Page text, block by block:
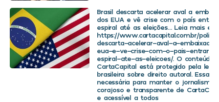
Brasil descarta acelerar aval a
dos EUA e vê crise com o país
espiral até as eleições… Leia mais em
https://www.cartacapital.com.br/
descarta-acelerar-aval-a-
eua-e-ve-crise-com-o-pais-entrar-
espiral-ate-as-eleicoes/. O conteúdo
CartaCapital está protegido pela
brasileira sobre direito autoral. Essa
necessária para manter o jornalismo
corajoso e transparente de
e acessível a todos